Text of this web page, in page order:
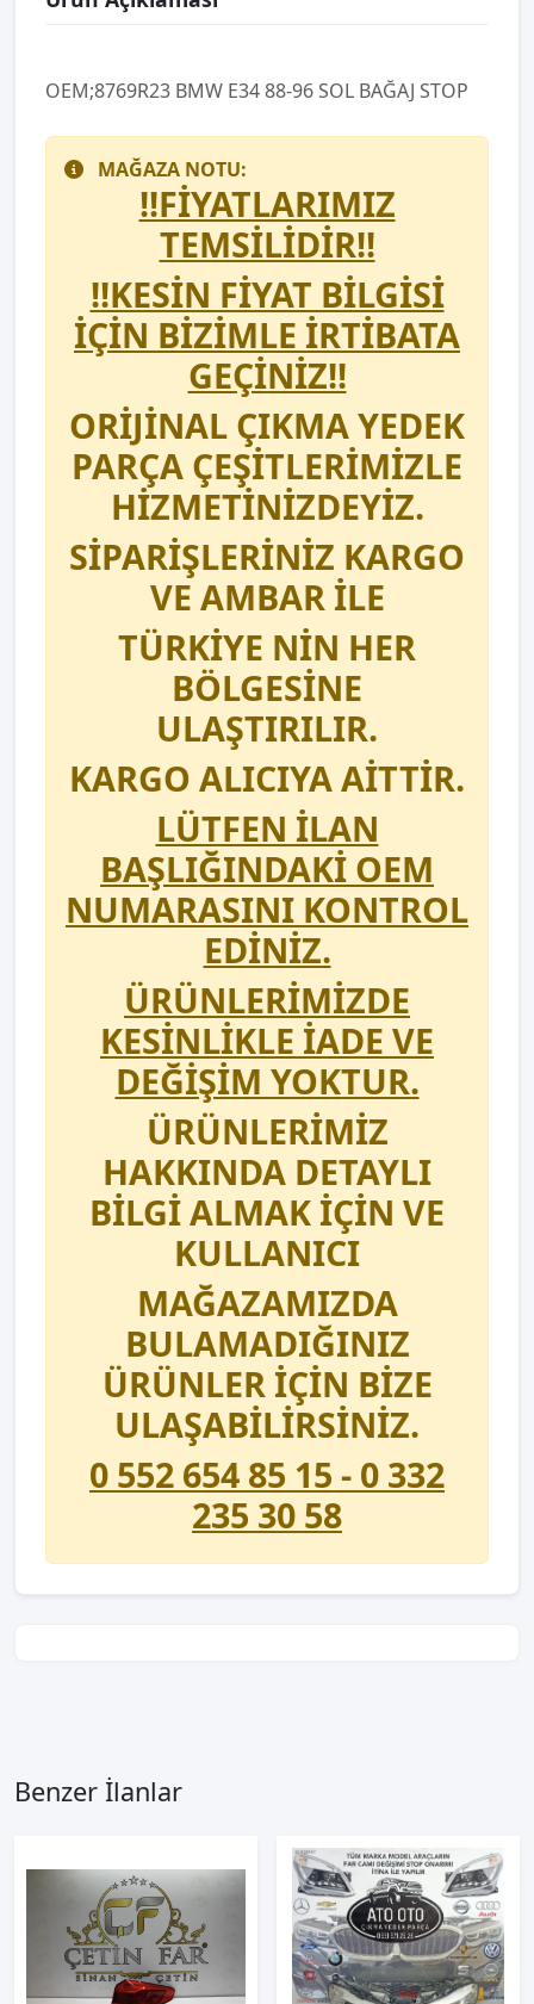
OEM;8769R23 BMW E34 88-96 SOL BAĞAJ STOP
MAĞAZA NOTU:
!!FİYATLARIMIZ
TEMSİLİDİR!!
!!KESİN FİYAT BİLGİSİ
İÇİN BİZİMLE İRTİBATA
GEÇİNİZ!!
ORİJİNAL ÇIKMA YEDEK
PARÇA ÇEŞİTLERİMİZLE
HİZMETİNİZDEYİZ.
SİPARİŞLERİNİZ KARGO
VE AMBAR İLE
TÜRKİYE NİN HER
BÖLGESİNE
ULAŞTIRILIR.
KARGO ALICIYA AİTTİR.
LÜTFEN İLAN
BAŞLIĞINDAKİ OEM
NUMARASINI KONTROL
EDİNİZ.
ÜRÜNLERİMİZDE
KESİNLİKLE İADE VE
DEĞİŞİM YOKTUR.
ÜRÜNLERİMİZ
HAKKINDA DETAYLI
BİLGİ ALMAK İÇİN VE
KULLANICI
MAĞAZAMIZDA
BULAMADIĞINIZ
ÜRÜNLER İÇİN BİZE
ULAŞABİLİRSİNİZ.
0 552 654 85 15 - 0 332
235 30 58
Benzer İlanlar